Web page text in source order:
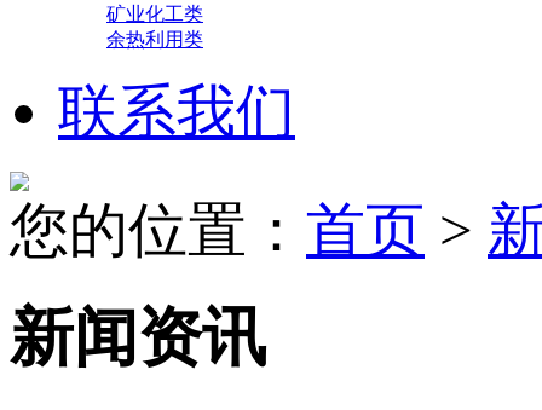
矿业化工类
余热利用类
联系我们
您的位置： 首页 >
新闻资讯